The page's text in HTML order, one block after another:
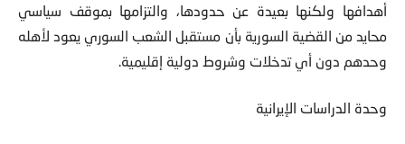
أهدافها ولكنها بعيدة عن حدودها، والتزامها بموقف سياسي
محايد من القضية السورية بأن مستقبل الشعب السوري يعود لأهله
وحدهم دون أي تدخلات وشروط دولية إقليمية.
وحدة الدراسات الإيرانية